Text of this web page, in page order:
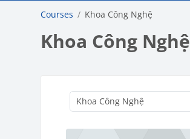
Courses Khoa Công Nghệ
Khoa Công Nghệ